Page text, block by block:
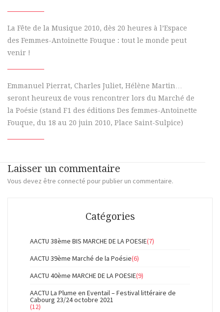
La Fête de la Musique 2010, dès 20 heures à l’Espace
des Femmes-Antoinette Fouque : tout le monde peut
venir !
Emmanuel Pierrat, Charles Juliet, Hélène Martin…
seront heureux de vous rencontrer lors du Marché de
la Poésie (stand F1 des éditions Des femmes-Antoinette
Fouque, du 18 au 20 juin 2010, Place Saint-Sulpice)
Laisser un commentaire
Vous devez être connecté pour publier un commentaire.
Catégories
AACTU 38ème BIS MARCHE DE LA POESIE(7)
AACTU 39ème Marché de la Poésie(6)
AACTU 40ème MARCHE DE LA POESIE(9)
AACTU La Plume en Eventail – Festival littéraire de
Cabourg 23/24 octobre 2021
(12)